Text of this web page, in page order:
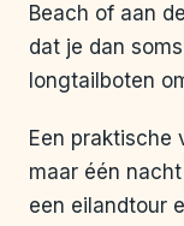
Beach of aan
dat je dan
longtailboten
Een praktische
maar één
een eilandtour